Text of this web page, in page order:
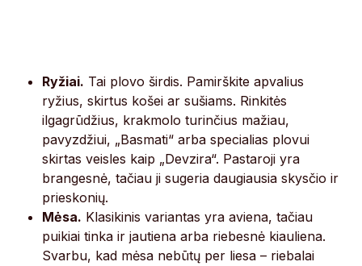
Ryžiai. Tai plovo širdis. Pamirškite apvalius
ryžius, skirtus košei ar sušiams. Rinkitės
ilgagrūdžius, krakmolo turinčius mažiau,
pavyzdžiui, „Basmati“ arba specialias plovui
skirtas veisles kaip „Devzira“. Pastaroji yra
brangesnė, tačiau ji sugeria daugiausia skysčio ir
prieskonių.
Mėsa. Klasikinis variantas yra aviena, tačiau
puikiai tinka ir jautiena arba riebesnė kiauliena.
Svarbu, kad mėsa nebūtų per liesa – riebalai